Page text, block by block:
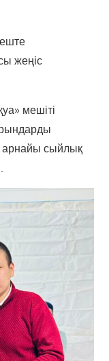
жеңіс
мешіті
арнайы сыйлық